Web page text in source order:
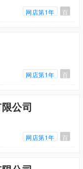
网店第1年 百
网店第1年 百
公司
网店第1年 百